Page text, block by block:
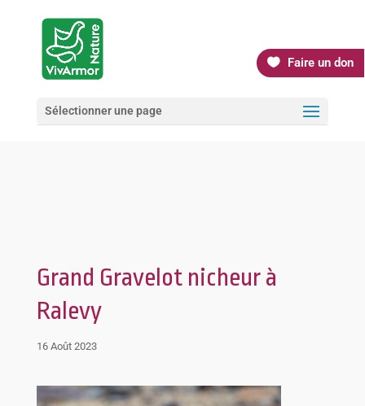
Faire un don
Sélectionner une page
Grand Gravelot nicheur à
Ralevy
16 Août 2023